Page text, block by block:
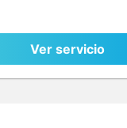
Ver servicio